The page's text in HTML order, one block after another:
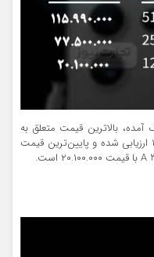
بالاترین قیمت متعلق به
سامسونگ اس ۲۴ اولتراست که ۱۱۵.۹۹۰.۰۰۰ ارزیابی شده و پایین‌ترین قیمت